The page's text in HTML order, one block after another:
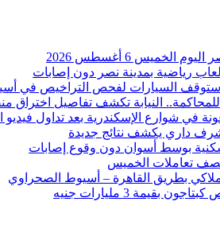
6 أغسطس 2026
رياضية بمدينة نصر دون إصابات
السيارات لفحص التراخيص في
النيابة تكشف تفاصيل اختراق
في شوارع الإسكندرية بعد تداول فيديو
داري يكشف نتائج جديدة
بوسط أسوان دون وقوع إصابات
تعاملات الخميس
بطريق القاهرة – أسيوط الصحراوي